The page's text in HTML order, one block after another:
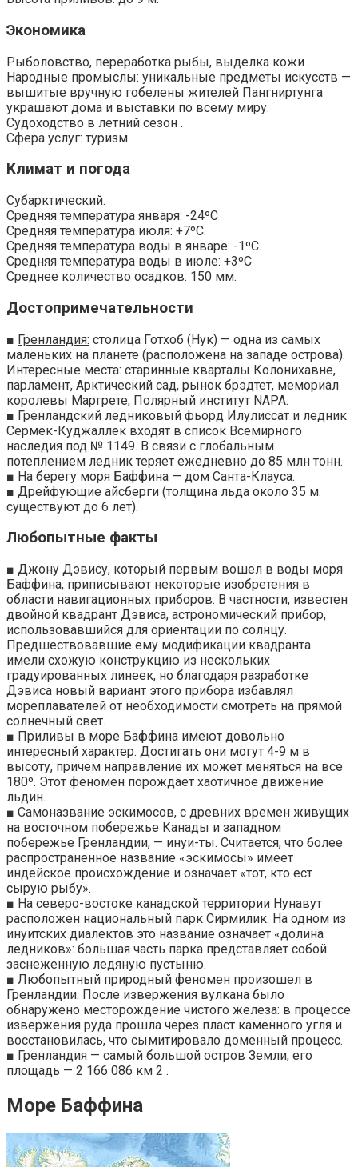
Экономика
Рыболовство, переработка рыбы, выделка кожи .
Народные промыслы: уникальные предметы искусств —
вышитые вручную гобелены жителей Пангниртунга
украшают дома и выставки по всему миру.
Судоходство в летний сезон .
Сфера услуг: туризм.
Климат и погода
Субарктический.
Средняя температура января: -24ºС
Средняя температура июля: +7ºС.
Средняя температура воды в январе: -1ºС.
Средняя температура воды в июле: +3ºС
Среднее количество осадков: 150 мм.
Достопримечательности
■ Гренландия: столица Готхоб (Нук) — одна из самых
маленьких на планете (расположена на западе острова).
Интересные места: старинные кварталы Колонихавне,
парламент, Арктический сад, рынок брэдтет, мемориал
королевы Маргрете, Полярный институт NAPA.
■ Гренландский ледниковый фьорд Илулиссат и ледник
Сермек-Куджаллек входят в список Всемирного
наследия под № 1149. В связи с глобальным
потеплением ледник теряет ежедневно до 85 млн тонн.
■ На берегу моря Баффина — дом Санта-Клауса.
■ Дрейфующие айсберги (толщина льда около 35 м.
существуют до 6 лет).
Любопытные факты
■ Джону Дэвису, который первым вошел в воды моря
Баффина, приписывают некоторые изобретения в
области навигационных приборов. В частности, известен
двойной квадрант Дэвиса, астрономический прибор,
использовавшийся для ориентации по солнцу.
Предшествовавшие ему модификации квадранта
имели схожую конструкцию из нескольких
градуированных линеек, но благодаря разработке
Дэвиса новый вариант этого прибора избавлял
мореплавателей от необходимости смотреть на прямой
солнечный свет.
■ Приливы в море Баффина имеют довольно
интересный характер. Достигать они могут 4-9 м в
высоту, причем направление их может меняться на все
180º. Этот феномен порождает хаотичное движение
льдин.
■ Самоназвание эскимосов, с древних времен живущих
на восточном побережье Канады и западном
побережье Гренландии, — инуи-ты. Считается, что более
распространенное название «эскимосы» имеет
индейское происхождение и означает «тот, кто ест
сырую рыбу».
■ На северо-востоке канадской территории Нунавут
расположен национальный парк Сирмилик. На одном из
инуитских диалектов это название означает «долина
ледников»: большая часть парка представляет собой
заснеженную ледяную пустыню.
■ Любопытный природный феномен произошел в
Гренландии. После извержения вулкана было
обнаружено месторождение чистого железа: в процессе
извержения руда прошла через пласт каменного угля и
восстановилась, что сымитировало доменный процесс.
■ Гренландия — самый большой остров Земли, его
площадь — 2 166 086 км 2 .
Море Баффина